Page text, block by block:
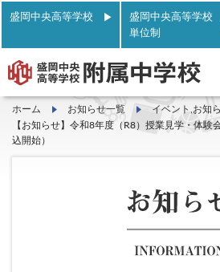
盛岡中央高等学校
盛岡中央高等学校
単位制
ホーム お知らせ一覧 イベント お知
【お知らせ】令和8年度（R8）授業見学・体験
込開始）